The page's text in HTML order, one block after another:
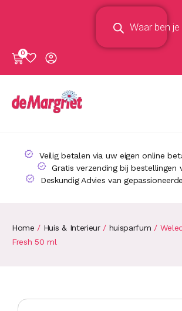
0
Veilig betalen via uw eigen online
Gratis verzending bij bestellingen
Deskundig Advies van
Home / Huis & Interieur/ huisparfum /
Fresh 50 ml